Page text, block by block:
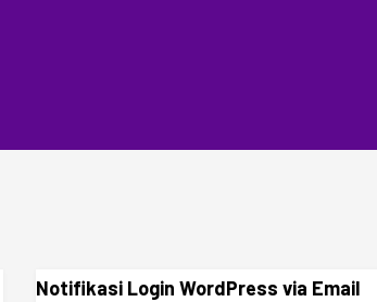
Notifikasi Login WordPress via Email